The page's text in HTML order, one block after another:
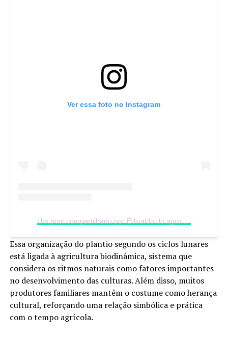
Ver essa foto no Instagram
Essa organização do plantio segundo os ciclos lunares
está ligada à agricultura biodinâmica, sistema que
considera os ritmos naturais como fatores importantes
no desenvolvimento das culturas. Além disso, muitos
produtores familiares mantêm o costume como herança
cultural, reforçando uma relação simbólica e prática
com o tempo agrícola.